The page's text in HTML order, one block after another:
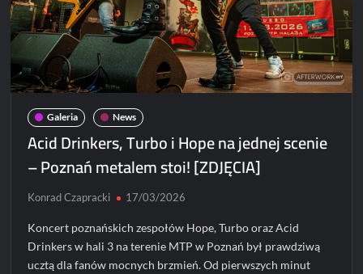
Galeria News
Acid Drinkers, Turbo i Hope na jednej scenie
– Poznań metalem stoi! [ZDJĘCIA]
Konrad Czapracki 17/03/2026
Koncert poznańskich zespołów Hope, Turbo oraz Acid
Drinkers w hali 3 na terenie MTP w Poznań był prawdziwą
ucztą dla fanów mocnych brzmień. Od pierwszych minut